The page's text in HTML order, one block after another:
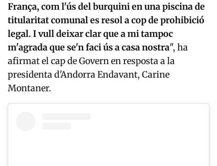
França, com l'ús del burquini en una piscina de
titularitat comunal es resol a cop de prohibició
legal. I vull deixar clar que a mi tampoc
m'agrada que se'n faci ús a casa nostra", ha
afirmat el cap de Govern en resposta a la
presidenta d'Andorra Endavant, Carine
Montaner.